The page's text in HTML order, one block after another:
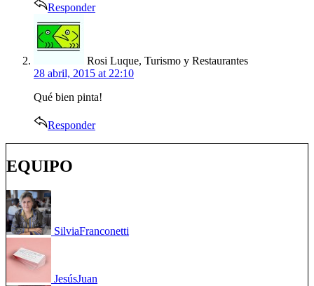
Responder
Rosi Luque, Turismo y Restaurantes
28 abril, 2015 at 22:10
Qué bien pinta!
Responder
EQUIPO
SilviaFranconetti
JesúsJuan